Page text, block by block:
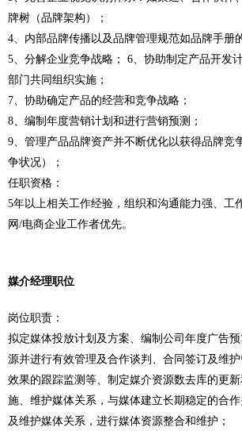
牌树（品牌架构）；
4、内部品牌传播以及品牌管理规范如品牌手册
5、分解企业竞争战略； 6、协助制定产品开发
部门共同组织实施；
7、协助确定产品的经营和竞争战略；
8、编制年度营销计划和进行营销预测；
9、管理产品品牌资产并不断优化以获得品牌竞
争状况）；
任职资格：
5年以上相关工作经验，组织和沟通能力强、工
网/电商企业工作者优先。
媒介经理职位
岗位职责：
拟定媒体投放计划及方案、编制公司年度广告
源并进行有效管理及合作谈判、合同签订及维
效果的跟踪监测等、制定媒介资源数去库的更
施、维护媒体关系，与媒体建立长期稳定的合
及维护媒体关系，进行媒体资源整合和维护；